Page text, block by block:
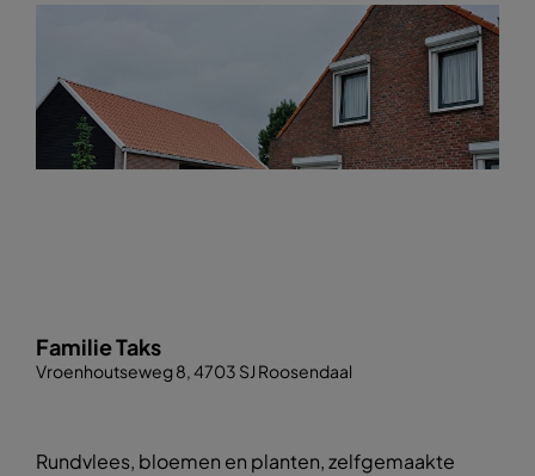
Familie Taks
Vroenhoutseweg 8, 4703 SJ Roosendaal
Rundvlees, bloemen en planten, zelfgemaakte